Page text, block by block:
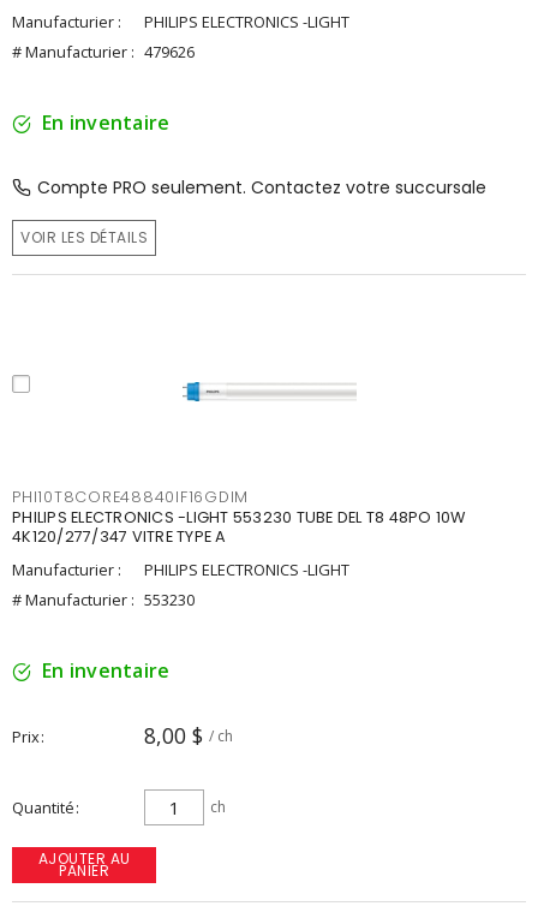
Manufacturier :
PHILIPS ELECTRONICS -LIGHT
# Manufacturier : 479626
En inventaire
Compte PRO seulement. Contactez votre succursale
VOIR LES DÉTAILS
PHI10T8CORE48840IF16GDIM
PHILIPS ELECTRONICS -LIGHT 553230 TUBE DEL T8 48PO 10W
4K120/277/347 VITRE TYPE A
Manufacturier :
PHILIPS ELECTRONICS -LIGHT
# Manufacturier : 553230
En inventaire
Prix 8,00 $ / ch
Quantité ch
AJOUTER AU
PANIER